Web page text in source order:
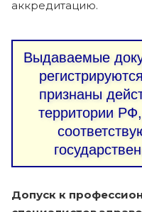
аккредитацию.
Выдаваемые
признаны
территории
Допуск к